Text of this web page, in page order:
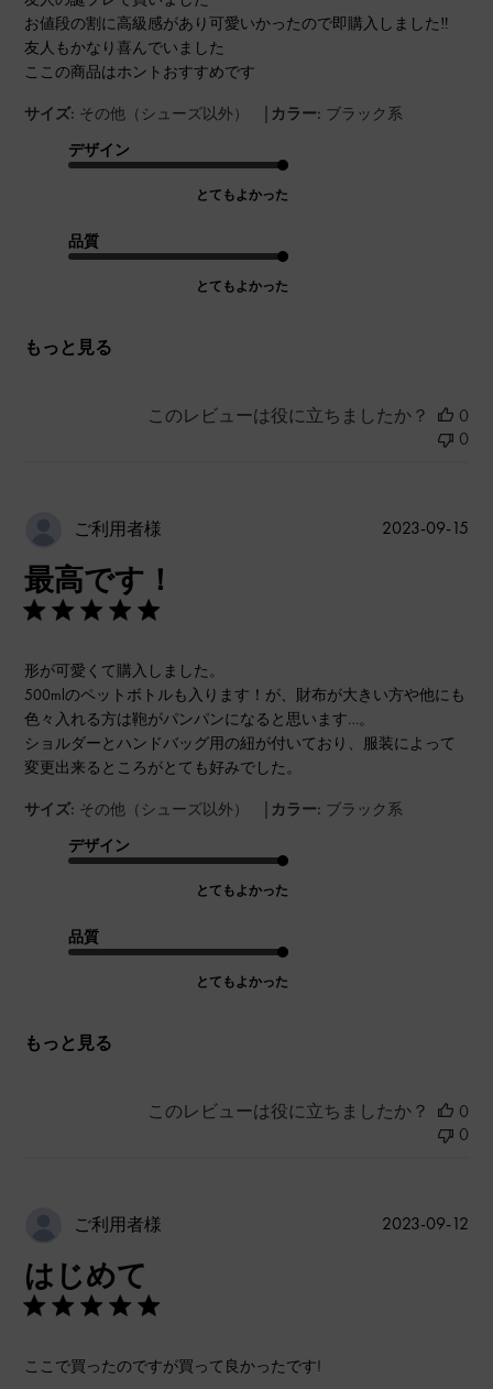
お値段の割に高級感があり可愛いかったので即購入しました‼︎
友人もかなり喜んでいました
ここの商品はホントおすすめです
サイズ: その他（シューズ以外） | カラー: ブラック系
デザイン
とてもよかった
品質
とてもよかった
もっと見る
このレビューは役に立ちましたか？
0
0
ご利用者様
最高です！
形が可愛くて購入しました。
500mlのペットボトルも入ります！が、財布が大きい方や他にも
色々入れる方は鞄がパンパンになると思います…。
ショルダーとハンドバッグ用の紐が付いており、服装によって
変更出来るところがとても好みでした。
サイズ: その他（シューズ以外） | カラー: ブラック系
デザイン
とてもよかった
品質
とてもよかった
もっと見る
公
2023-09-15
このレビューは役に立ちましたか？
0
0
ご利用者様
はじめて
ここで買ったのですが買って良かったです!
公
2023-09-12